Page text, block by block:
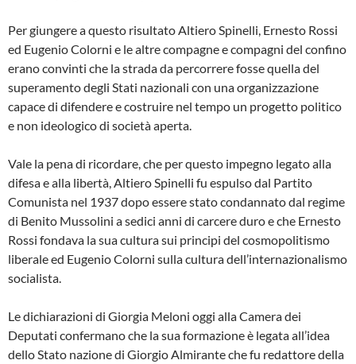
Per giungere a questo risultato Altiero Spinelli, Ernesto Rossi
ed Eugenio Colorni e le altre compagne e compagni del confino
erano convinti che la strada da percorrere fosse quella del
superamento degli Stati nazionali con una organizzazione
capace di difendere e costruire nel tempo un progetto politico
e non ideologico di società aperta.
Vale la pena di ricordare, che per questo impegno legato alla
difesa e alla libertà, Altiero Spinelli fu espulso dal Partito
Comunista nel 1937 dopo essere stato condannato dal regime
di Benito Mussolini a sedici anni di carcere duro e che Ernesto
Rossi fondava la sua cultura sui principi del cosmopolitismo
liberale ed Eugenio Colorni sulla cultura dell’internazionalismo
socialista.
Le dichiarazioni di Giorgia Meloni oggi alla Camera dei
Deputati confermano che la sua formazione è legata all’idea
dello Stato nazione di Giorgio Almirante che fu redattore della